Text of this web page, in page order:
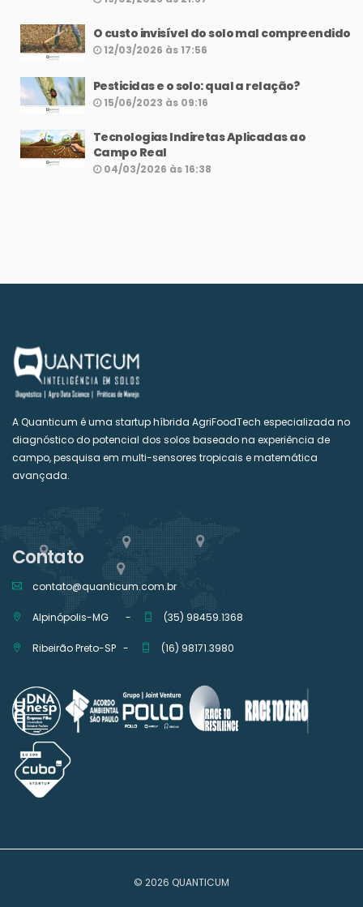
O custo invisível do solo mal compreendido
12/03/2026 às 17:56
Pesticidas e o solo: qual a relação?
15/06/2023 às 09:16
Tecnologias Indiretas Aplicadas ao
Campo Real
04/03/2026 às 16:38
A Quanticum é uma startup híbrida AgriFoodTech especializada no
diagnóstico do potencial dos solos baseado na experiência de
campo, pesquisa em multi-sensores tropicais e matemática
avançada.
Contato
contato@quanticum.com.br
Alpinópolis-MG - (35) 98459.1368
Ribeirão Preto-SP - (16) 98171.3980
© 2026 QUANTICUM